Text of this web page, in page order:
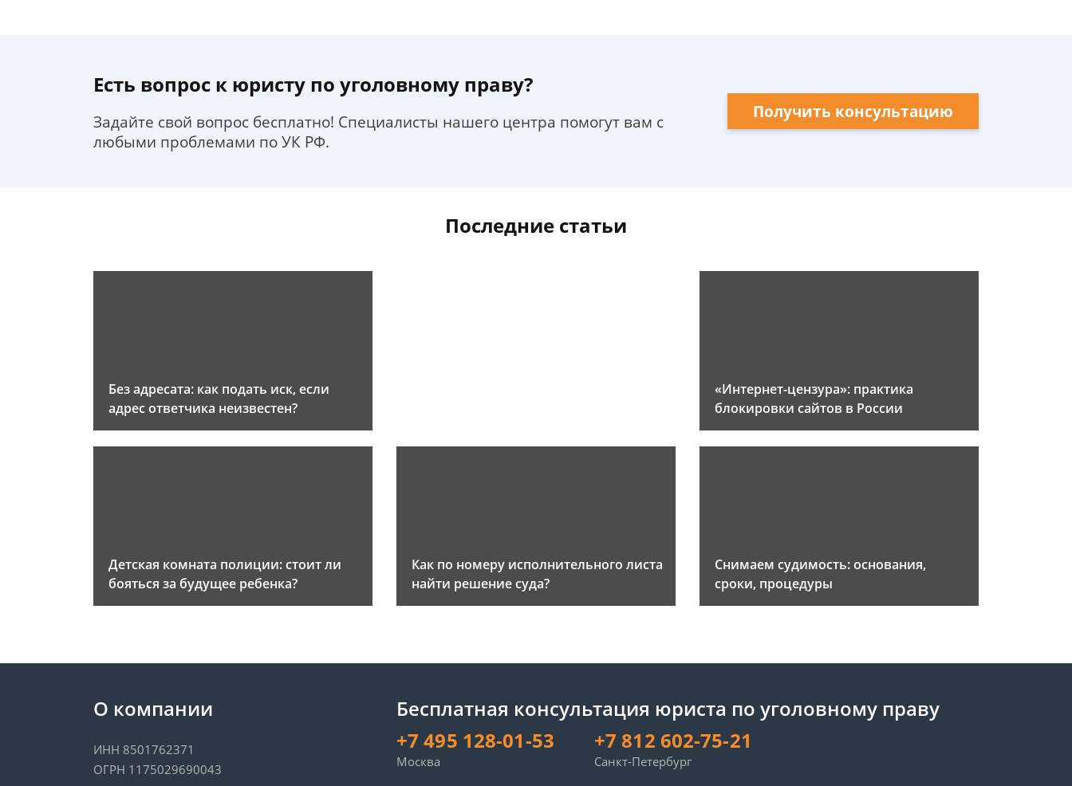
Есть вопрос к юристу по уголовному праву?
Задайте свой вопрос бесплатно! Специалисты нашего центра помогут вам с
любыми проблемами по УК РФ.
Получить консультацию
Последние статьи
Без адресата: как подать иск, если
адрес ответчика неизвестен?
«Интернет-цензура»: практика
блокировки сайтов в России
Детская комната полиции: стоит ли
бояться за будущее ребенка?
Как по номеру исполнительного листа
найти решение суда?
Снимаем судимость: основания,
сроки, процедуры
О компании
ИНН 8501762371
ОГРН 1175029690043
Бесплатная консультация юриста по уголовному праву
+7 495 128-01-53
Москва
+7 812 602-75-21
Санкт-Петербург